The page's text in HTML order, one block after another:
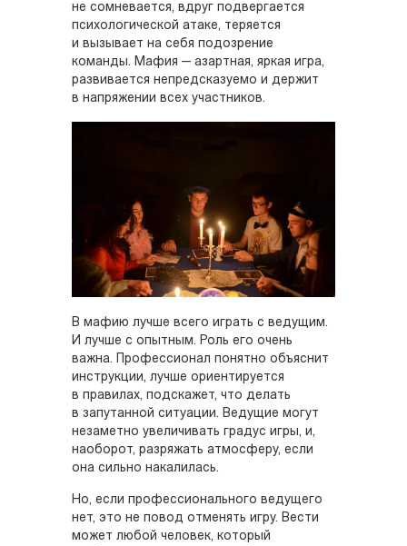
не сомневается, вдруг подвергается
психологической атаке, теряется
и вызывает на себя подозрение
команды. Мафия — азартная, яркая игра,
развивается непредсказуемо и держит
в напряжении всех участников.
В мафию лучше всего играть с ведущим.
И лучше с опытным. Роль его очень
важна. Профессионал понятно объяснит
инструкции, лучше ориентируется
в правилах, подскажет, что делать
в запутанной ситуации. Ведущие могут
незаметно увеличивать градус игры, и,
наоборот, разряжать атмосферу, если
она сильно накалилась.
Но, если профессионального ведущего
нет, это не повод отменять игру. Вести
может любой человек, который